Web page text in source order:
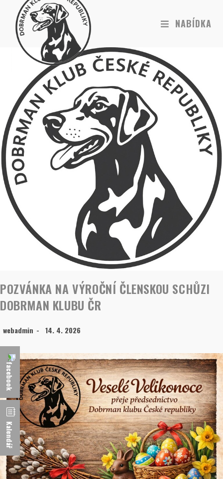
NABÍDKA
POZVÁNKA NA VÝROČNÍ ČLENSKOU SCHŮZI
DOBRMAN KLUBU ČR
webadmin 14. 4. 2026
Kalendář